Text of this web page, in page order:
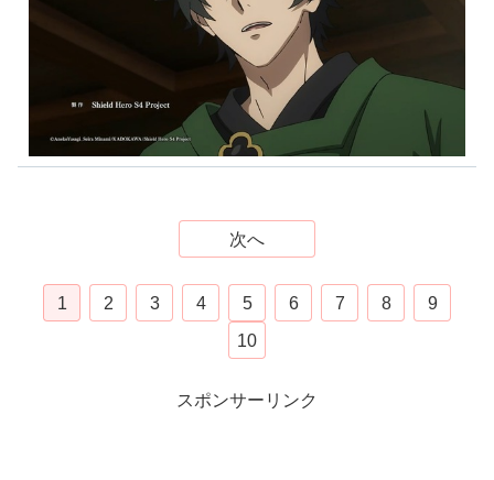
次へ
1 2 3 4 5 6 7 8
9
10
スポンサーリンク